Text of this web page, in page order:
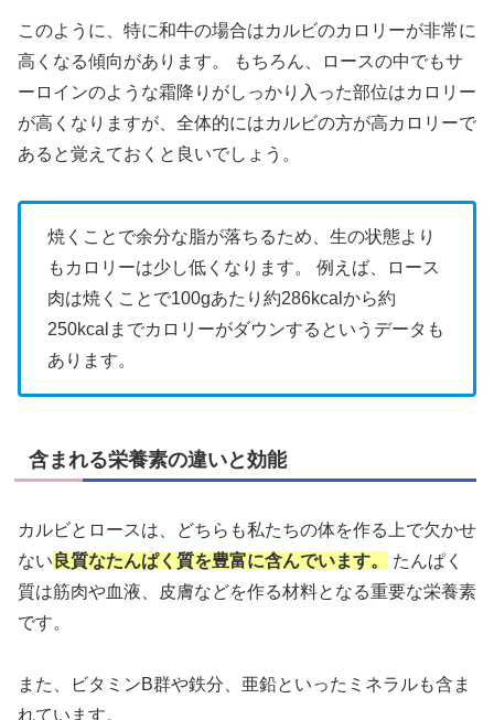
このように、特に和牛の場合はカルビのカロリーが非常に
高くなる傾向があります。 もちろん、ロースの中でもサ
ーロインのような霜降りがしっかり入った部位はカロリー
が高くなりますが、全体的にはカルビの方が高カロリーで
あると覚えておくと良いでしょう。
焼くことで余分な脂が落ちるため、生の状態より
もカロリーは少し低くなります。 例えば、ロース
肉は焼くことで100gあたり約286kcalから約
250kcalまでカロリーがダウンするというデータも
あります。
含まれる栄養素の違いと効能
カルビとロースは、どちらも私たちの体を作る上で欠かせ
ない 良質なたんぱく質を豊富に含んでいます。
たんぱく
質は筋肉や血液、皮膚などを作る材料となる重要な栄養素
です。
また、ビタミンB群や鉄分、亜鉛といったミネラルも含ま
れています。